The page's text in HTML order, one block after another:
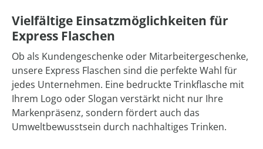
Vielfältige Einsatzmöglichkeiten für
Express Flaschen
Ob als Kundengeschenke oder Mitarbeitergeschenke,
unsere Express Flaschen sind die perfekte Wahl für
jedes Unternehmen. Eine bedruckte Trinkflasche mit
Ihrem Logo oder Slogan verstärkt nicht nur Ihre
Markenpräsenz, sondern fördert auch das
Umweltbewusstsein durch nachhaltiges Trinken.